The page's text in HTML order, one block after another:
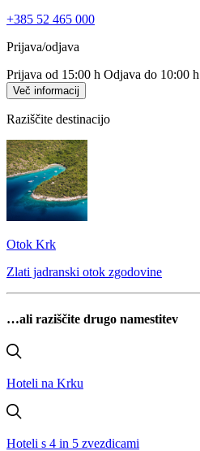
+385 52 465 000
Prijava/odjava
Prijava od 15:00 h Odjava do 10:00 h
Več informacij
Raziščite destinacijo
Otok Krk
Zlati jadranski otok zgodovine
…ali raziščite drugo namestitev
Hoteli na Krku
Hoteli s 4 in 5 zvezdicami